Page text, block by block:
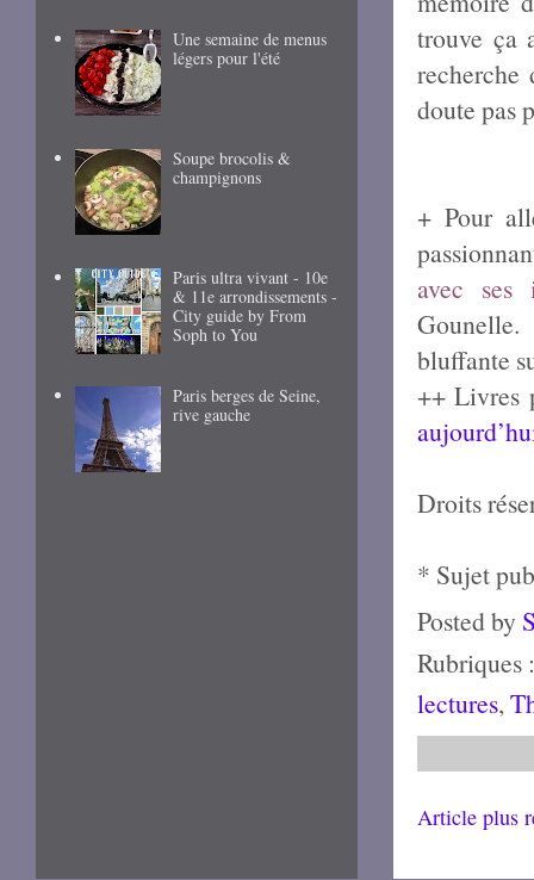
trouve ça
recherche
doute pas
+ Pour
avec ses
bluffante
++ Livres
Droits
* Sujet
Posted by
Rubriques
lectures,
Article plus
Une semaine de menus
légers pour l'été
Soupe brocolis &
champignons
Paris ultra vivant - 10e
& 11e arrondissements -
City guide by From
Soph to You
Paris berges de Seine,
rive gauche